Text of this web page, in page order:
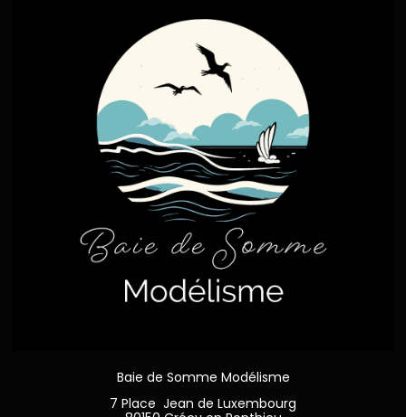
Baie de Somme Modélisme
7 Place Jean de Luxembourg